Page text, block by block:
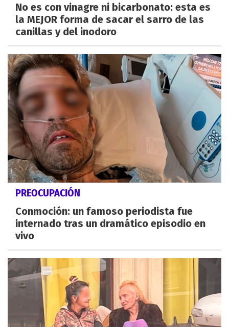
No es con vinagre ni bicarbonato: esta es
la MEJOR forma de sacar el sarro de las
canillas y del inodoro
PREOCUPACIÓN
Conmoción: un famoso periodista fue
internado tras un dramático episodio en
vivo